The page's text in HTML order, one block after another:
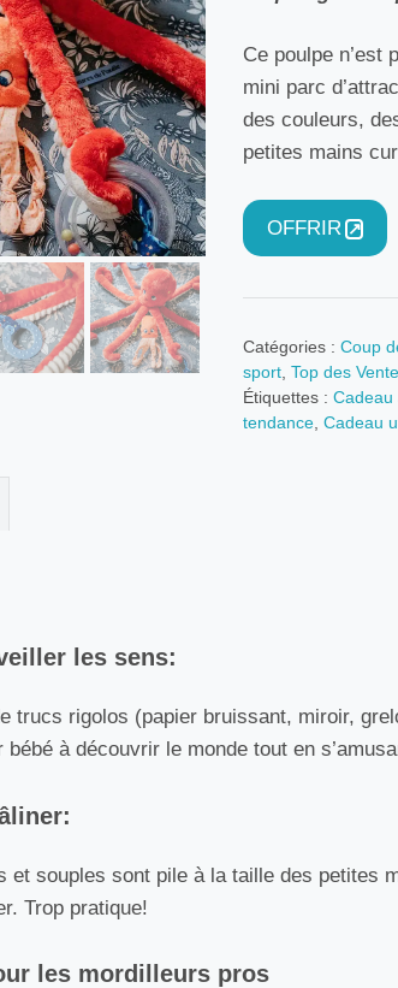
Ce poulpe n’est
mini parc
des couleurs,
petites mains
OFFRIR
Catégories : Coup
sport, Top des
Étiquettes : Cadeau
tendance, Cadeau
les sens:
trucs rigolos (papier bruissant, miroir,
à découvrir le monde tout en
et souples sont pile à la taille des petites
Trop pratique!
les mordilleurs pros